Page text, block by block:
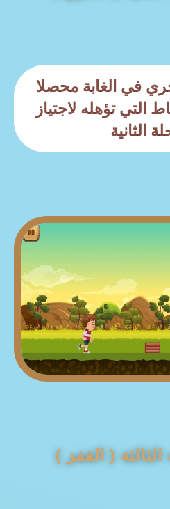
في الغابة محصلا
التي تؤهله لاجتياز
الثانية
( القفز )